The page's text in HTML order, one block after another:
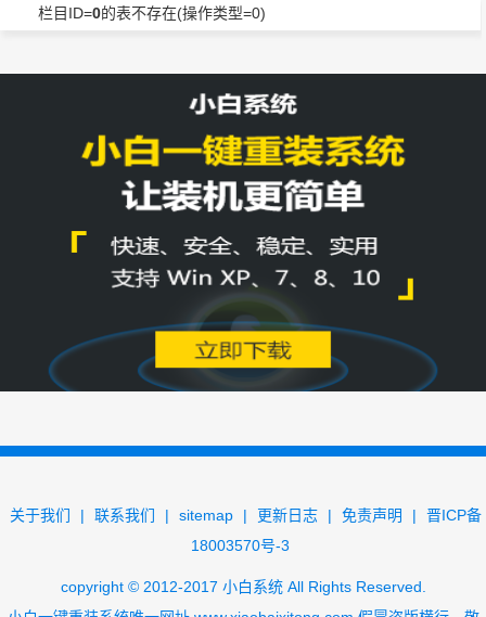
栏目ID=0的表不存在(操作类型=0)
关于我们 | 联系我们 | sitemap | 更新日志 | 免责声明 |
晋ICP备
18003570号-3
copyright ©2012-2017 小白系统All Rights Reserved.